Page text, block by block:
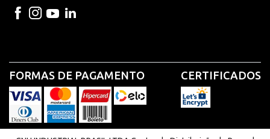
FORMAS DE PAGAMENTO CERTIFICADOS